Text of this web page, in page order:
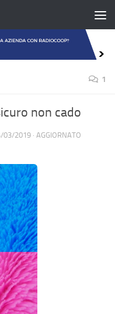
1
non cado
03/2019 · AGGIORNATO